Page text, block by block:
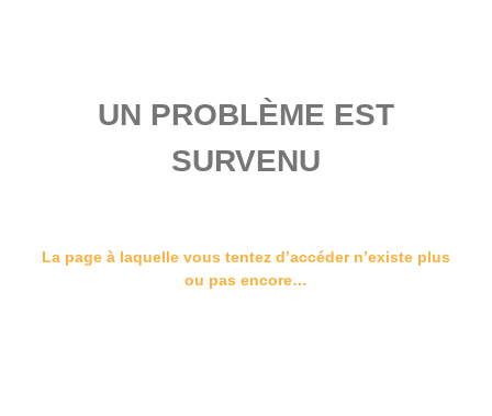
UN PROBLÈME EST
SURVENU
La page à laquelle vous tentez d’accéder n’existe plus
ou pas encore…